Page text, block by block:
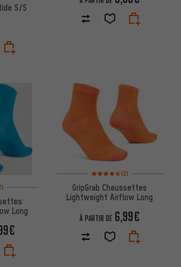
S/S
: 4,5 sur 5 d'après 2 avis
Long
Note moyenne : 4,5 sur 5
(2)
GripGrab Chaussettes
Lightweight Airflow Long
À PARTIR DE 6,99€